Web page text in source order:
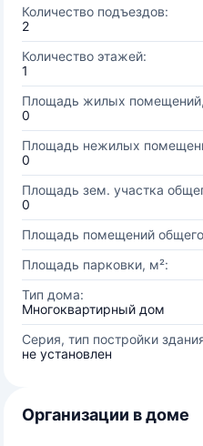
Количество подъездов:
2
Количество этажей:
1
Площадь жилых
0
Площадь нежилых
0
Площадь зем. участка
0
Площадь помещений
Площадь парковки, м²:
Тип дома:
Многоквартирный дом
Серия, тип постройки
не установлен
Организации в доме